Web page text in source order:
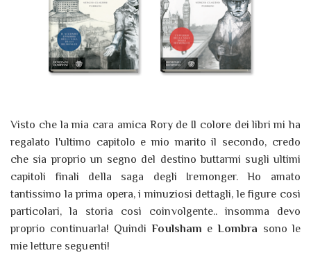
Visto che la mia cara amica Rory de Il colore dei libri mi ha
regalato l'ultimo capitolo e mio marito il secondo, credo
che sia proprio un segno del destino buttarmi sugli ultimi
capitoli finali della saga degli Iremonger. Ho amato
tantissimo la prima opera, i minuziosi dettagli, le figure così
particolari, la storia così coinvolgente.. insomma devo
proprio continuarla! QuindiFoulsham eLombra sono le
mie letture seguenti!